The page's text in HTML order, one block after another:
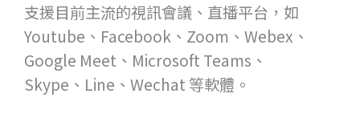
支援目前主流的視訊會議、直播平台，如
Youtube、Facebook、Zoom、Webex、
Google Meet、Microsoft Teams、
Skype、Line、Wechat 等軟體。